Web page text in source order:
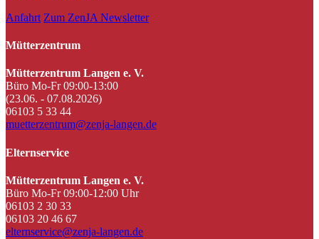
Anfahrt Zum ZenJA Newsletter
Mütterzentrum
Mütterzentrum Langen e. V.
Büro Mo-Fr 09:00-13:00
(23.06. - 07.08.2026)
06103 5 33 44
muetterzentrum@zenja-langen.de
Elternservice
Mütterzentrum Langen e. V.
Büro Mo-Fr 09:00-12:00 Uhr
06103 2 30 33
06103 20 46 67
elternservice@zenja-langen.de